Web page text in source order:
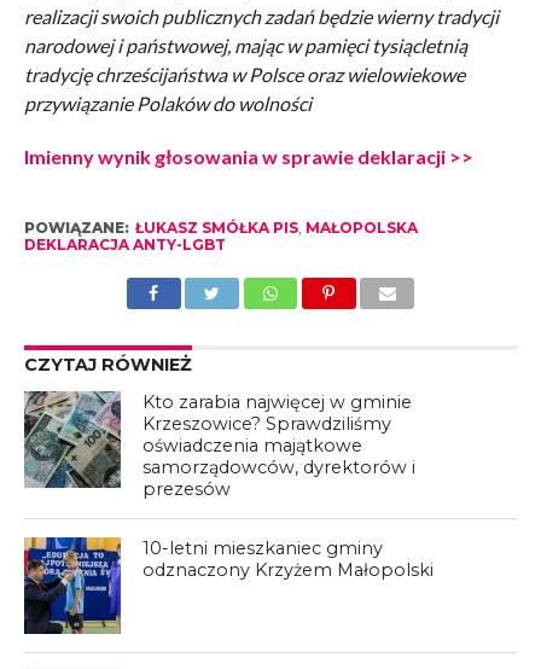
realizacji swoich publicznych zadań będzie wierny tradycji
narodowej i państwowej, mając w pamięci tysiącletnią
tradycję chrześcijaństwa w Polsce oraz wielowiekowe
przywiązanie Polaków do wolności
Imienny wynik głosowania w sprawie deklaracji >>
POWIĄZANE: ŁUKASZ SMÓŁKA PIS, MAŁOPOLSKA
DEKLARACJA ANTY-LGBT
CZYTAJ RÓWNIEŻ
Kto zarabia najwięcej w gminie
Krzeszowice? Sprawdziliśmy
oświadczenia majątkowe
samorządowców, dyrektorów i
prezesów
10-letni mieszkaniec gminy
odznaczony Krzyżem Małopolski